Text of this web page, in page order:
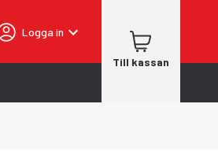
Logga in
Till kassan